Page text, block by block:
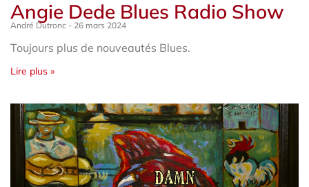
Angie Dede Blues Radio Show
André Dutronc 26 mars 2024
Toujours plus de nouveautés Blues.
Lire plus »